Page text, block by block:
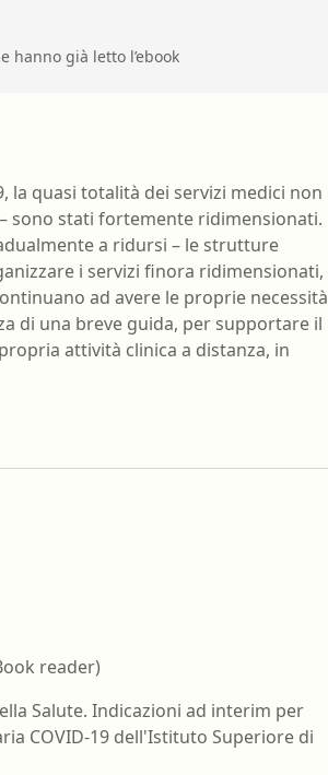
hanno già letto l’ebook
la quasi totalità dei servizi medici non
sono stati fortemente ridimensionati.
a ridursi – le strutture
i servizi finora ridimensionati,
ad avere le proprie necessità
di una breve guida, per supportare il
attività clinica a distanza, in
reader)
Salute. Indicazioni ad interim per
COVID-19 dell'Istituto Superiore di